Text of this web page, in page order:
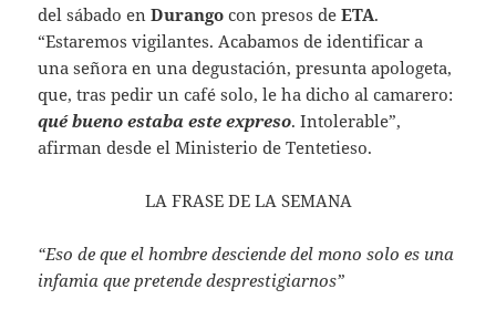
del sábado enDurangocon presos deETA.
“Estaremos vigilantes. Acabamos de identificar a
una señora en una degustación, presunta apologeta,
que, tras pedir un café solo, le ha dicho al camarero:
qué bueno estaba este expreso. Intolerable”,
afirman desde el Ministerio de Tentetieso.
LA FRASE DE LA SEMANA
“Eso de que el hombre desciende del mono solo es una
infamia que pretende desprestigiarnos”